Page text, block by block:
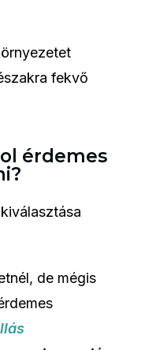
fekvő
érdemes
de mégis
s